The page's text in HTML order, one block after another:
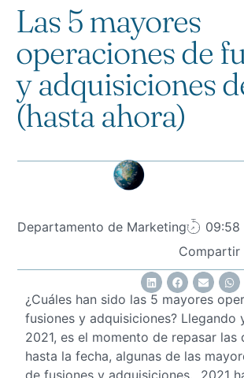
Las 5 mayores
operaciones de
y adquisiciones
(hasta ahora)
Departamento de Marketing
09:58
Compartir
¿Cuáles han sido las 5 mayores
fusiones y adquisiciones? Llegando
2021, es el momento de repasar las
hasta la fecha, algunas de las